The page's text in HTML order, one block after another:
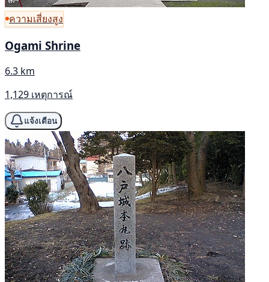
ความเสี่ยงสูง
Ogami Shrine
6.3 km
1,129 เหตุการณ์
แจ้งเตือน